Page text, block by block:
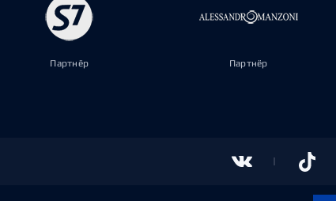
Партнёр Партнёр